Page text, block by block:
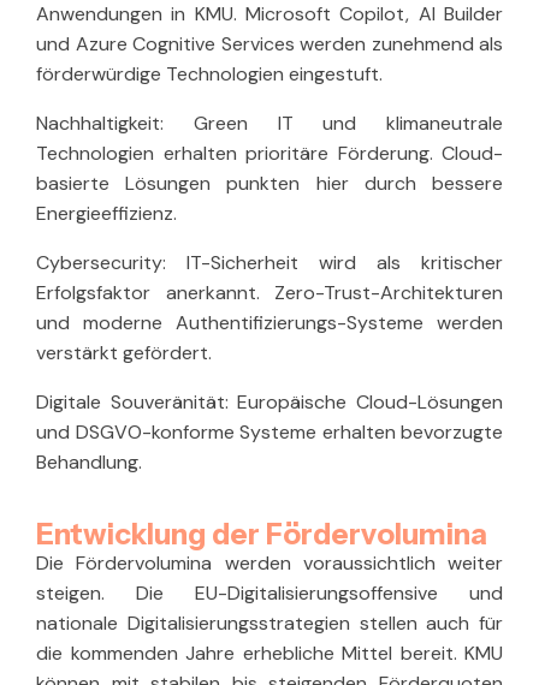
Anwendungen in KMU. Microsoft Copilot, AI Builder
und Azure Cognitive Services werden zunehmend als
förderwürdige Technologien eingestuft.
Nachhaltigkeit: Green IT und klimaneutrale
Technologien erhalten prioritäre Förderung. Cloud-
basierte Lösungen punkten hier durch bessere
Energieeffizienz.
Cybersecurity: IT-Sicherheit wird als kritischer
Erfolgsfaktor anerkannt. Zero-Trust-Architekturen
und moderne Authentifizierungs-Systeme werden
verstärkt gefördert.
Digitale Souveränität: Europäische Cloud-Lösungen
und DSGVO-konforme Systeme erhalten bevorzugte
Behandlung.
Entwicklung der Fördervolumina
Die Fördervolumina werden voraussichtlich weiter
steigen. Die EU-Digitalisierungsoffensive und
nationale Digitalisierungsstrategien stellen auch für
die kommenden Jahre erhebliche Mittel bereit. KMU